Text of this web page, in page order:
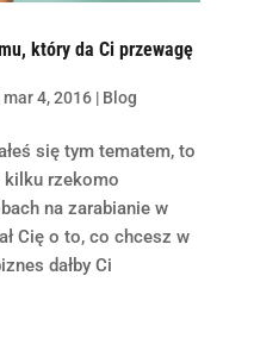
który da Ci przewagę
mar 4, 2016| Blog
się tym tematem, to
kilku rzekomo
na zarabianie w
Cię o to, co chcesz w
dałby Ci